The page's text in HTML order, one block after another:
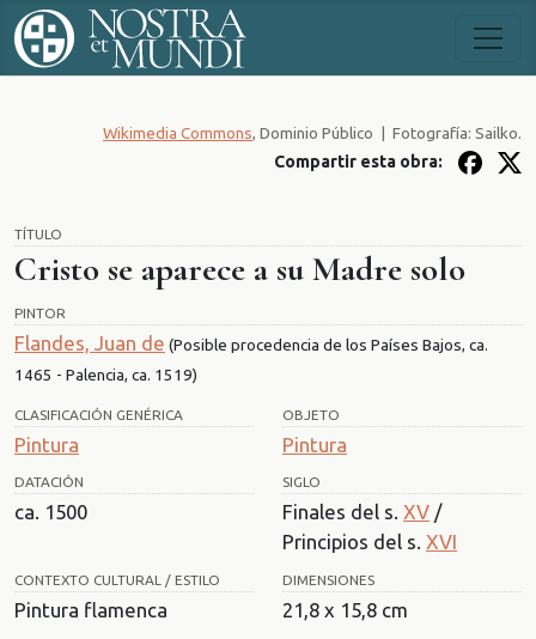
TÍTULO
Cristo se aparece a su Madre solo
PINTOR
Flandes, Juan de (Posible procedencia de los Países Bajos, ca.
1465 - Palencia, ca. 1519)
CLASIFICACIÓN GENÉRICA
Pintura
OBJETO
Pintura
DATACIÓN
ca. 1500
SIGLO
Finales del s. XV /
Principios del s. XVI
CONTEXTO CULTURAL / ESTILO
Pintura flamenca
DIMENSIONES
21,8 x 15,8 cm
Wikimedia Commons, Dominio Público | Fotografía: Sailko.
Compartir esta obra: